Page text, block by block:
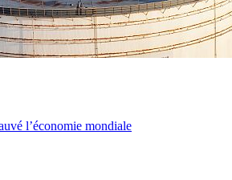
l’économie mondiale